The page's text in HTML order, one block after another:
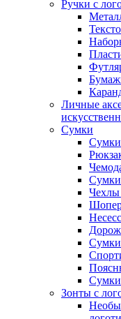
Ручки с
Личные
Сумки
Сумки
Сумки
Чехлы
Сумки
Сумки
Зонты с